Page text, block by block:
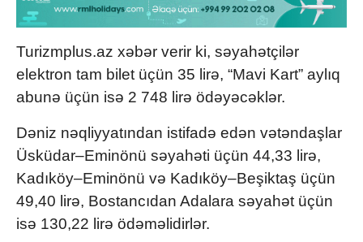
Turizmplus.az xəbər verir ki, səyahətçilər
elektron tam bilet üçün 35 lirə, “Mavi Kart” aylıq
abunə üçün isə 2 748 lirə ödəyəcəklər.
Dəniz nəqliyyatından istifadə edən vətəndaşlar
Üsküdar–Eminönü səyahəti üçün 44,33 lirə,
Kadıköy–Eminönü və Kadıköy–Beşiktaş üçün
49,40 lirə, Bostancıdan Adalara səyahət üçün
isə 130,22 lirə ödəməlidirlər.